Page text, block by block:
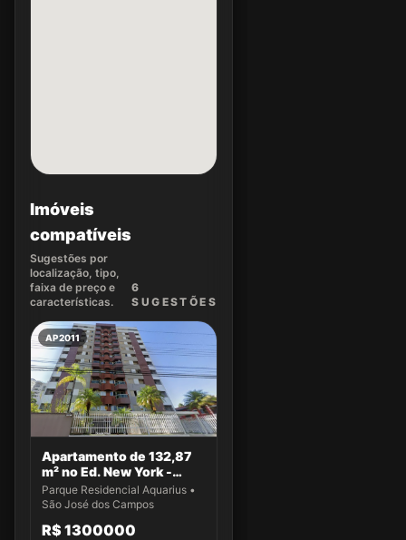
Imóveis
compatíveis
Sugestões por
localização, tipo,
faixa de preço e
características.
6
SUGEST ÕES
AP2011
Apartamento de 132,87
m² no Ed. New York -
Apto 43
Parque Residencial Aquarius •
São José dos Campos
R$ 1300000